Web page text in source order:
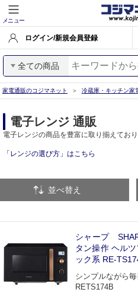
メニュー
ログイン/新規会員登録
全ての商品
家電通販のコジマネット 冷蔵庫・キッチン家
電子レンジ 通販
電子レンジの商品を豊富に取り揃えており
「レンジの選び方」はこちら
並べ替え
シャープ
タン操作 ヘル
ック系 RE-
シンプルながら
RETS174B